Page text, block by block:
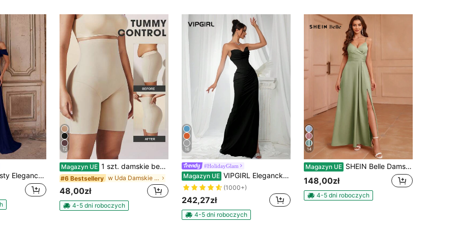
z rozcięciem na dole, z dzianiny, odpowiednia na przyjęcia i formalne okazje, ślub jesienny
12
Magazyn UE 1 szt. damskie bezszwowe majtki modelujące z wysokim stanem, z kontrolą brzucha, ujędrniającą kompresją, liftingiem pośladków i kontrolą brzucha, bezszwowa bielizna kształtująca, zwiększająca pewność siebie
#6 Bestsellery w Uda Damskie majtki modelujące
48,00zł
4-5 dni roboczych
16
#HolidayGlam
Magazyn UE VIPGIRL Elegancka sukienka dla druhny: dopasowana satynowa sukienka bez ramiączek na jesień
(1000+)
242,27zł
4-5 dni roboczych
14
Magazyn UE SHEIN Belle Damska plisowana sukienka dla druhny z głębokim dekoltem w serek i rozcięciem z przodu na cienkich ramiączkach (dla dorosłych) Elegancka sukienka
148,00zł
4-5 dni roboczych